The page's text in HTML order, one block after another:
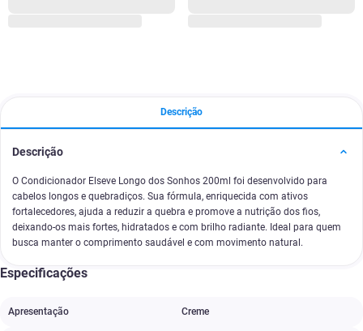
Descrição
Descrição
O Condicionador Elseve Longo dos Sonhos 200ml foi desenvolvido para
cabelos longos e quebradiços. Sua fórmula, enriquecida com ativos
fortalecedores, ajuda a reduzir a quebra e promove a nutrição dos fios,
deixando-os mais fortes, hidratados e com brilho radiante. Ideal para quem
busca manter o comprimento saudável e com movimento natural.
Especificações
Apresentação Creme